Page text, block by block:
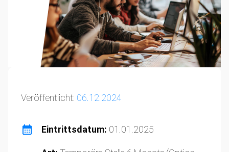
Veröffentlicht: 06.12.2024
Eintrittsdatum: 01.01.2025